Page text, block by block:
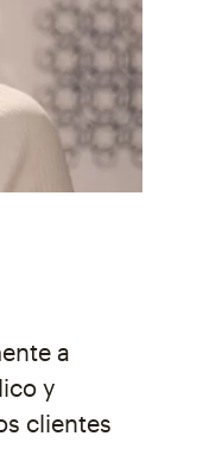
a
y
clientes